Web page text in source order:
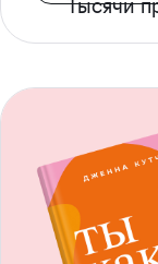
Тысячи
с